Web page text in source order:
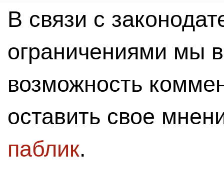
В связи с
ограничениями мы
возможность
оставить свое
паблик.